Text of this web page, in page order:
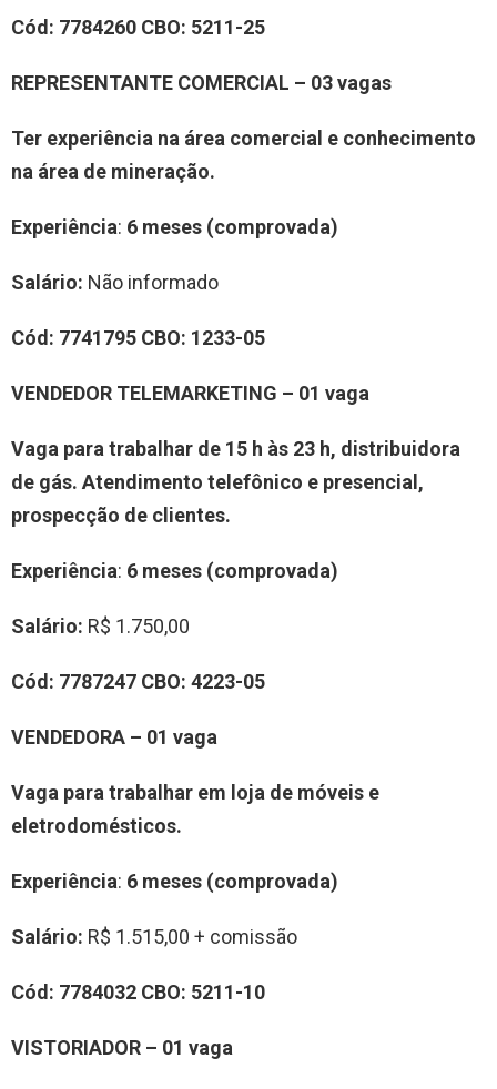
Cód: 7784260 CBO: 5211-25
REPRESENTANTE COMERCIAL – 03vagas
Ter experiência na área comercial e conhecimento
na área de mineração.
Experiência: 6 meses (comprovada)
Salário: Não informado
Cód: 7741795 CBO: 1233-05
VENDEDOR TELEMARKETING – 01 vaga
Vaga para trabalhar de 15 h às 23 h, distribuidora
de gás. Atendimento telefônico e presencial,
prospecção de clientes.
Experiência: 6 meses (comprovada)
Salário: R$ 1.750,00
Cód: 7787247 CBO: 4223-05
VENDEDORA – 01 vaga
Vaga para trabalhar em loja de móveis e
eletrodomésticos.
Experiência: 6 meses (comprovada)
Salário: R$ 1.515,00 + comissão
Cód: 7784032 CBO: 5211-10
VISTORIADOR – 01 vaga